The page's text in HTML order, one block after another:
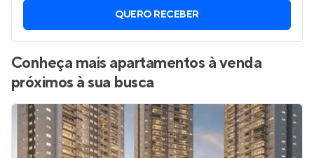
QUERO RECEBER
Conheça mais apartamentos à venda
próximos à sua busca